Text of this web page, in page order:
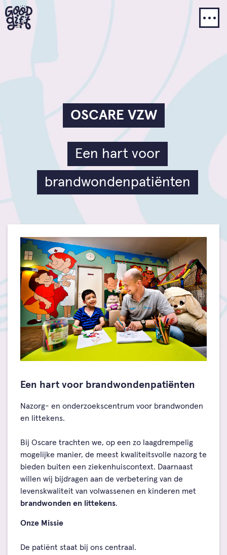
OSCARE VZW
Een hart voor
brandwondenpatiënten
Een hart voor brandwondenpatiënten
Nazorg- en onderzoekscentrum voor brandwonden
en littekens.
Bij Oscare trachten we, op een zo laagdrempelig
mogelijke manier, de meest kwaliteitsvolle nazorg te
bieden buiten een ziekenhuiscontext. Daarnaast
willen wij bijdragen aan de verbetering van de
levenskwaliteit van volwassenen en kinderen met
brandwonden en littekens.
Onze Missie
De patiënt staat bij ons centraal.